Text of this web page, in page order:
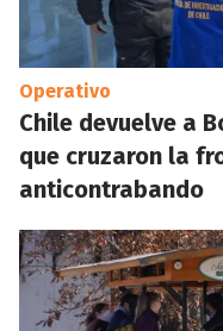
Operativo
Chile devuelve a
que cruzaron la
anticontrabando